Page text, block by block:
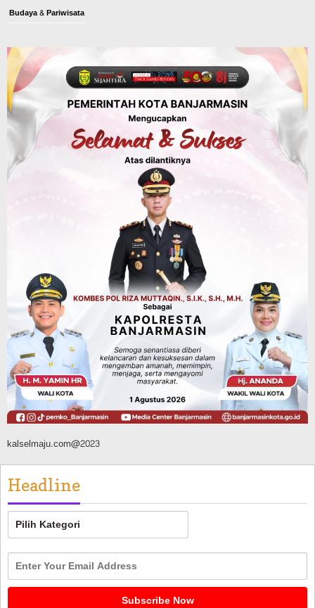
Budaya & Pariwisata
Kicau Mania Banjarmasin, Total Hadiah
Rp40 Juta
Agustus 10, 2026
Advertorial Pemkab Balangan
Rapat Paripurna Balangan Capai
Kesepakatan, Perubahan APBD 2026
Segera Diproses ke Gubernur Kalsel
Bangunan TPA Darul Falah Cempaka
Direnovasi, Dua Dekade Lebih Belum
Pernah Direhabilitasi Total
Agustus 10, 2026
kalselmaju.com@2023
Headline
Headline